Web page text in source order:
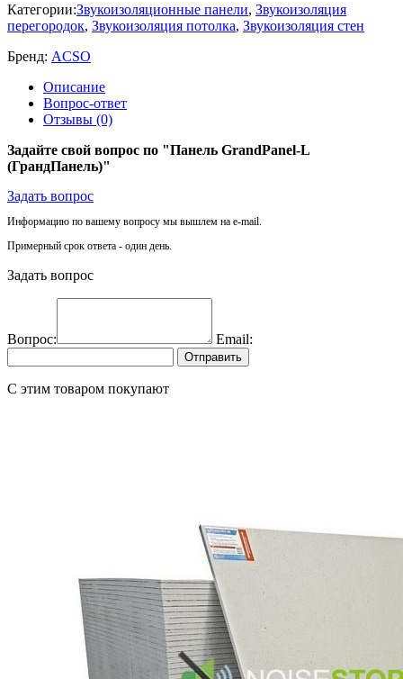
Категории:Звукоизоляционные панели, Звукоизоляция
перегородок, Звукоизоляция потолка, Звукоизоляция стен
Бренд: ACSO
Описание
Вопрос-ответ
Отзывы (0)
Задайте свой вопрос по "Панель GrandPanel-L
(ГрандПанель)"
Задать вопрос
Информацию по вашему вопросу мы вышлем на e-mail.
Примерный срок ответа - один день.
Задать вопрос
Вопрос: Email:
Отправить
C этим товаром покупают